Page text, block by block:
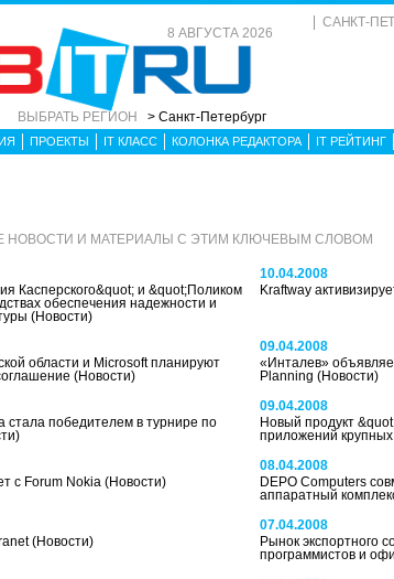
8 АВГУСТА 2026
ВЫБРАТЬ РЕГИОН > Санкт-Петербург
САНКТ-
ПРОЕКТЫ IT КЛАСС КОЛОНКА РЕДАКТОРА IT РЕЙТИНГ
НОВОСТИ И МАТЕРИАЛЫ С ЭТИМ КЛЮЧЕВЫМ СЛОВОМ
Касперского&quot; и &quot;Поликом
обеспечения надежности и
(Новости)
10.04.2008
Kraftway
области и Microsoft планируют
(Новости)
09.04.2008
«Инталев»
Planning (Новости)
стала победителем в турнире по
09.04.2008
Новый продукт
приложений
с Forum Nokia (Новости)
08.04.2008
DEPO Computers
аппаратный
(Новости)
07.04.2008
Рынок экспортного
программистов и